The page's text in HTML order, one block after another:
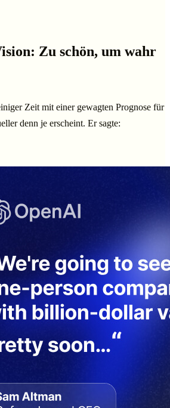
Zu schön, um wahr
Zeit mit einer gewagten Prognose für
denn je erscheint. Er sagte: